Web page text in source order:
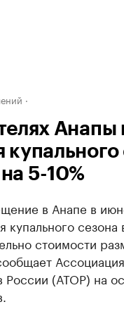
Анапы
купального
5-10%
в Анапе в
купального
стоимости
Ассоциация
России (АТОР) на